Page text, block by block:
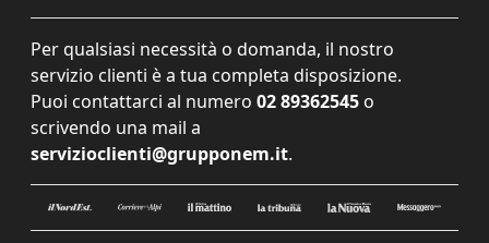
Per qualsiasi necessità o domanda, il nostro
servizio clienti è a tua completa disposizione.
Puoi contattarci al numero 02 89362545 o
scrivendo una mail a
servizioclienti@grupponem.it.